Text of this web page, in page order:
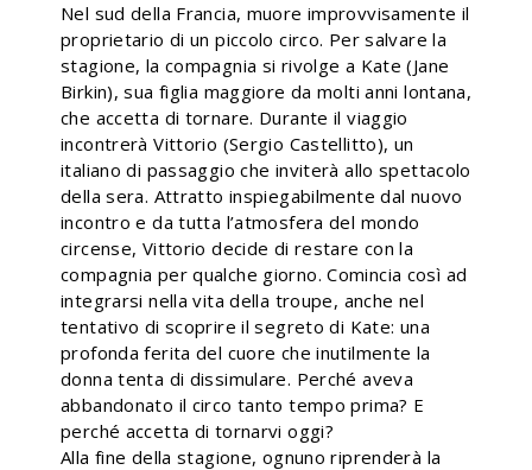
Nel sud della Francia, muore improvvisamente il
proprietario di un piccolo circo. Per salvare la
stagione, la compagnia si rivolge a Kate (Jane
Birkin), sua figlia maggiore da molti anni lontana,
che accetta di tornare. Durante il viaggio
incontrerà Vittorio (Sergio Castellitto), un
italiano di passaggio che inviterà allo spettacolo
della sera. Attratto inspiegabilmente dal nuovo
incontro e da tutta l’atmosfera del mondo
circense, Vittorio decide di restare con la
compagnia per qualche giorno. Comincia così ad
integrarsi nella vita della troupe, anche nel
tentativo di scoprire il segreto di Kate: una
profonda ferita del cuore che inutilmente la
donna tenta di dissimulare. Perché aveva
abbandonato il circo tanto tempo prima? E
perché accetta di tornarvi oggi?
Alla fine della stagione, ognuno riprenderà la